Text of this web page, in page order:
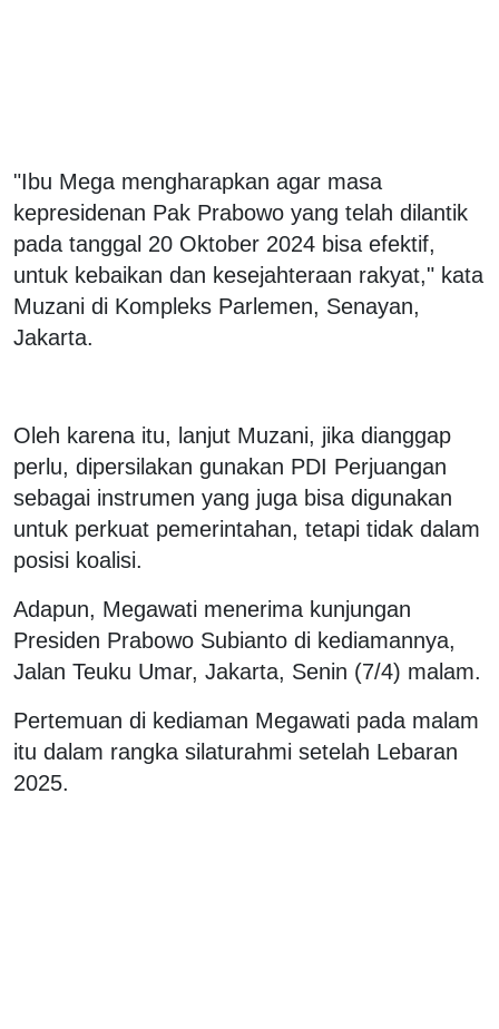
"Ibu Mega mengharapkan agar masa
kepresidenan Pak Prabowo yang telah dilantik
pada tanggal 20 Oktober 2024 bisa efektif,
untuk kebaikan dan kesejahteraan rakyat," kata
Muzani di Kompleks Parlemen, Senayan,
Jakarta.
Oleh karena itu, lanjut Muzani, jika dianggap
perlu, dipersilakan gunakan PDI Perjuangan
sebagai instrumen yang juga bisa digunakan
untuk perkuat pemerintahan, tetapi tidak dalam
posisi koalisi.
Adapun, Megawati menerima kunjungan
Presiden Prabowo Subianto di kediamannya,
Jalan Teuku Umar, Jakarta, Senin (7/4) malam.
Pertemuan di kediaman Megawati pada malam
itu dalam rangka silaturahmi setelah Lebaran
2025.